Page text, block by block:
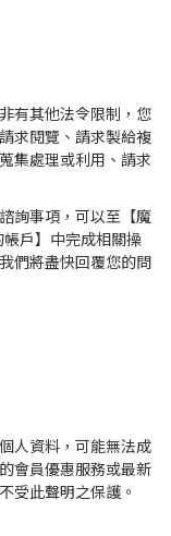
有其他法令限制，您
求閱覽、請求製給複
集處理或利用、請求
詢事項，可以至【魔
戶】中完成相關操
們將盡快回覆您的問
人資料，可能無法成
會員優惠服務或最新
受此聲明之保護。